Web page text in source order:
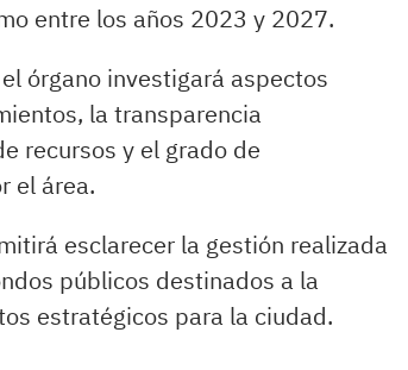
entre los años 2023 y 2027.
órgano investigará aspectos
la transparencia
recursos y el grado de
el área.
esclarecer la gestión realizada
públicos destinados a la
estratégicos para la ciudad.